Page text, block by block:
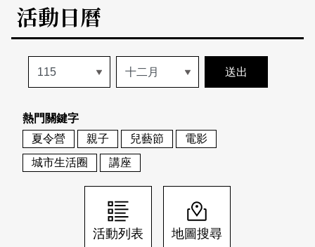
本期專題
歷史專題
活動特區
活動列表
地圖搜尋
關於我們
關於我們
刊物索取地點
會員基本資料
刊登活動
網站導覽 English
日本語 登入/註冊
活動日曆
熱門關鍵字
夏令營
親子 兒藝節
電影
城市生活圈
講座
活動列表 地圖搜尋